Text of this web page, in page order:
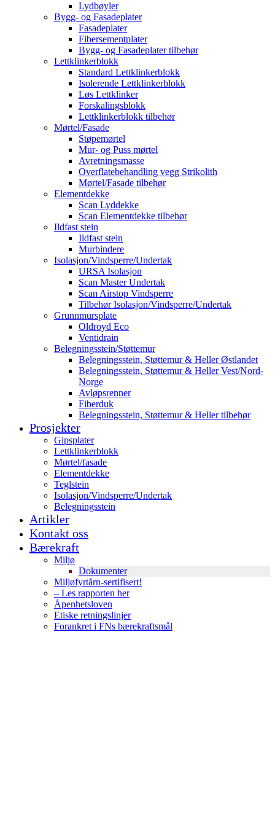
Lydbøyler
Bygg- og Fasadeplater
Fasadeplater
Fibersementplater
Bygg- og Fasadeplater tilbehør
Lettklinkerblokk
Standard Lettklinkerblokk
Isolerende Lettklinkerblokk
Løs Lettklinker
Forskalingsblokk
Lettklinkerblokk tilbehør
Mørtel/Fasade
Støpemørtel
Mur- og Puss mørtel
Avretningsmasse
Overflatebehandling vegg Strikolith
Mørtel/Fasade tilbehør
Elementdekke
Scan Lyddekke
Scan Elementdekke tilbehør
Ildfast stein
Ildfast stein
Murbindere
Isolasjon/Vindsperre/Undertak
URSA Isolasjon
Scan Master Undertak
Scan Airstop Vindsperre
Tilbehør Isolasjon/Vindsperre/Undertak
Grunnmursplate
Oldroyd Eco
Ventidrain
Belegningsstein/Støttemur
Belegningsstein, Støttemur & Heller Østlandet
Belegningsstein, Støttemur & Heller Vest/Nord-
Norge
Avløpsrenner
Fiberduk
Belegningsstein, Støttemur & Heller tilbehør
Prosjekter
Gipsplater
Lettklinkerblokk
Mørtel/fasade
Elementdekke
Teglstein
Isolasjon/Vindsperre/Undertak
Belegningsstein
Artikler
Kontakt oss
Bærekraft
Miljø
Dokumenter
Miljøfyrtårn-sertifisert!
– Les rapporten her
Åpenhetsloven
Etiske retningslinjer
Forankret i FNs bærekraftsmål